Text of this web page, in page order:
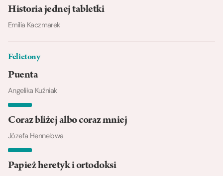
Historia jednej tabletki
Emilia Kaczmarek
Felietony
Puenta
Angelika Kuźniak
Coraz bliżej albo coraz mniej
Józefa Hennelowa
Papież heretyk i ortodoksi